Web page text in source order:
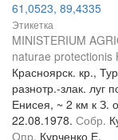
61,0523, 89,4335
Этикетка
MINISTERIUM
naturae protectionis
Красноярск. кр.,
разнотр.-злак. луг
Енисея, ~ 2 км к З.
22.08.1978. Собр.
Опр. Курченко Е.